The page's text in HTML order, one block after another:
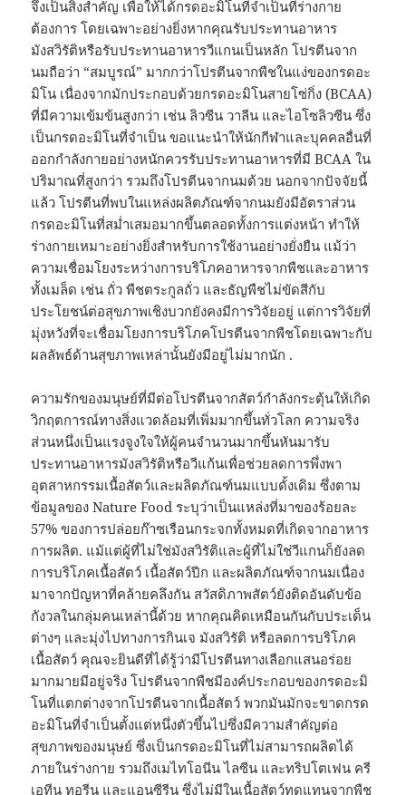
จึงเป็นสิ่งสำคัญ เพื่อให้ได้กรดอะมิโนที่จำเป็นที่ร่างกาย
ต้องการ โดยเฉพาะอย่างยิ่งหากคุณรับประทานอาหาร
มังสวิรัติหรือรับประทานอาหารวีแกนเป็นหลัก โปรตีนจาก
นมถือว่า “สมบูรณ์” มากกว่าโปรตีนจากพืชในแง่ของกรดอะ
มิโน เนื่องจากมักประกอบด้วยกรดอะมิโนสายโซ่กิ่ง (BCAA)
ที่มีความเข้มข้นสูงกว่า เช่น ลิวซีน วาลีน และไอโซลิวซีน ซึ่ง
เป็นกรดอะมิโนที่จำเป็น ขอแนะนำให้นักกีฬาและบุคคลอื่นที่
ออกกำลังกายอย่างหนักควรรับประทานอาหารที่มี BCAA ใน
ปริมาณที่สูงกว่า รวมถึงโปรตีนจากนมด้วย นอกจากปัจจัยนี้
แล้ว โปรตีนที่พบในแหล่งผลิตภัณฑ์จากนมยังมีอัตราส่วน
กรดอะมิโนที่สม่ำเสมอมากขึ้นตลอดทั้งการแต่งหน้า ทำให้
ร่างกายเหมาะอย่างยิ่งสำหรับการใช้งานอย่างยั่งยืน แม้ว่า
ความเชื่อมโยงระหว่างการบริโภคอาหารจากพืชและอาหาร
ทั้งเมล็ด เช่น ถั่ว พืชตระกูลถั่ว และธัญพืชไม่ขัดสีกับ
ประโยชน์ต่อสุขภาพเชิงบวกยังคงมีการวิจัยอยู่ แต่การวิจัยที่
มุ่งหวังที่จะเชื่อมโยงการบริโภคโปรตีนจากพืชโดยเฉพาะกับ
ผลลัพธ์ด้านสุขภาพเหล่านั้นยังมีอยู่ไม่มากนัก .
ความรักของมนุษย์ที่มีต่อโปรตีนจากสัตว์กำลังกระตุ้นให้เกิด
วิกฤตการณ์ทางสิ่งแวดล้อมที่เพิ่มมากขึ้นทั่วโลก ความจริง
ส่วนหนึ่งเป็นแรงจูงใจให้ผู้คนจำนวนมากขึ้นหันมารับ
ประทานอาหารมังสวิรัติหรือวีแก้นเพื่อช่วยลดการพึ่งพา
อุตสาหกรรมเนื้อสัตว์และผลิตภัณฑ์นมแบบดั้งเดิม ซึ่งตาม
ข้อมูลของ Nature Food ระบุว่าเป็นแหล่งที่มาของร้อยละ
57% ของการปล่อยก๊าซเรือนกระจกทั้งหมดที่เกิดจากอาหาร
การผลิต. แม้แต่ผู้ที่ไม่ใช่มังสวิรัติและผู้ที่ไม่ใช่วีแกนก็ยังลด
การบริโภคเนื้อสัตว์ เนื้อสัตว์ปีก และผลิตภัณฑ์จากนมเนื่อง
มาจากปัญหาที่คล้ายคลึงกัน สวัสดิภาพสัตว์ยังติดอันดับข้อ
กังวลในกลุ่มคนเหล่านี้ด้วย หากคุณคิดเหมือนกันกับประเด็น
ต่างๆ และมุ่งไปทางการกินเจ มังสวิรัติ หรือลดการบริโภค
เนื้อสัตว์ คุณจะยินดีที่ได้รู้ว่ามีโปรตีนทางเลือกแสนอร่อย
มากมายมีอยู่จริง โปรตีนจากพืชมีองค์ประกอบของกรดอะมิ
โนที่แตกต่างจากโปรตีนจากเนื้อสัตว์ พวกมันมักจะขาดกรด
อะมิโนที่จำเป็นตั้งแต่หนึ่งตัวขึ้นไปซึ่งมีความสำคัญต่อ
สุขภาพของมนุษย์ ซึ่งเป็นกรดอะมิโนที่ไม่สามารถผลิตได้
ภายในร่างกาย รวมถึงเมไทโอนีน ไลซีน และทริปโตเฟน ครี
เอทีน ทอรีน และแอนซีรีน ซึ่งไม่มีในเนื้อสัตว์ทดแทนจากพืช